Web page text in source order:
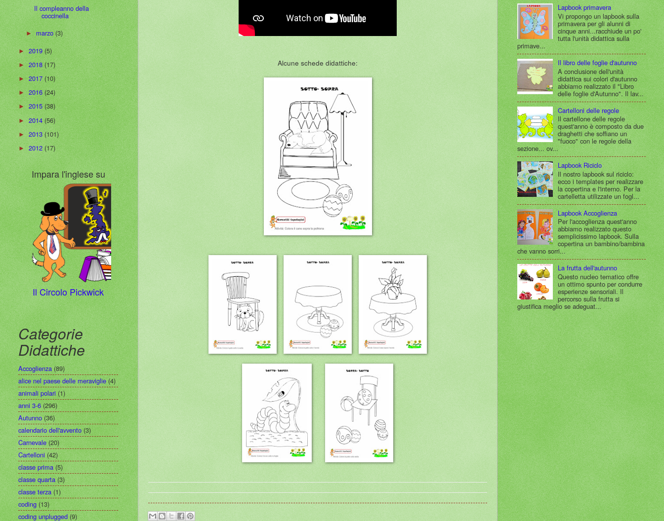
Alcune schede didattiche:
Il compleanno della
coccinella
►marzo(3)
►2019(5)
►2018(17)
►2017(10)
►2016(24)
►2015(38)
►2014(56)
►2013(101)
►2012(17)
Impara l'inglese su
Il Circolo Pickwick
Categorie
Didattiche
Accoglienza (89)
alice nel paese delle meraviglie (4)
animali polari (1)
anni 3-6 (296)
Autunno (36)
calendario dell'avvento (3)
Carnevale (20)
Cartelloni (42)
classe prima (5)
classe quarta (3)
classe terza (1)
coding (13)
coding unplugged (9)
Lapbook primavera
Vi propongo un lapbook sulla
primavera per gli alunni di
cinque anni...racchiude un po'
tutta l'unità didattica sulla
primave...
Il libro delle foglie d'autunno
A conclusione dell'unità
didattica sui colori d'autunno
abbiamo realizzato il "Libro
delle foglie d'Autunno". Il lav...
Cartelloni delle regole
Il cartellone delle regole
quest'anno è composto da due
draghetti che soffiano un
"fuoco" con le regole della
sezione... ov...
Lapbook Riciclo
Il nostro lapbook sul riciclo:
ecco i templates per realizzare
la copertina e l'interno. Per la
cartelletta utilizzate un fogl...
Lapbook Accoglienza
Per l'accoglienza quest'anno
abbiamo realizzato questo
semplicissimo lapbook. Sulla
copertina un bambino/bambina
che vanno sorri...
La frutta dell'autunno
Questo nucleo tematico offre
un ottimo spunto per condurre
esperienze sensoriali. Il
percorso sulla frutta si
giustifica meglio se adeguat...